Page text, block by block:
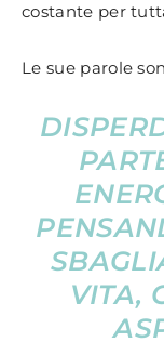
costante per
Le sue parole
VITA,